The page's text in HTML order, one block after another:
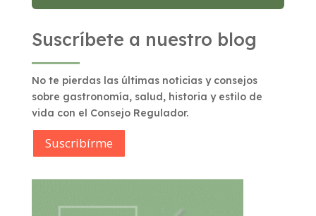
Suscríbete a nuestro blog
No te pierdas las últimas noticias y consejos
sobre gastronomía, salud, historia y estilo de
vida con el Consejo Regulador.
Suscribírme